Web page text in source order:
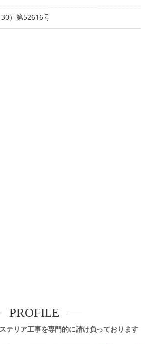
）第52616号
テリア工事を専門的に請け負っております
PROFILE